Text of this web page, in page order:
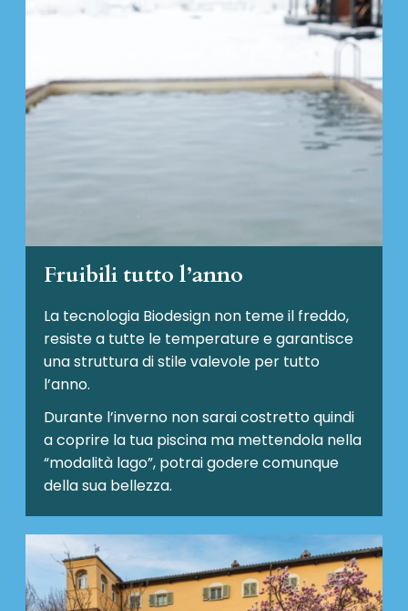
Fruibili tutto l’anno
La tecnologia Biodesign non teme il freddo,
resiste a tutte le temperature e garantisce
una struttura di stile valevole per tutto
l’anno.
Durante l’inverno non sarai costretto quindi
a coprire la tua piscina ma mettendola nella
“modalità lago”, potrai godere comunque
della sua bellezza.